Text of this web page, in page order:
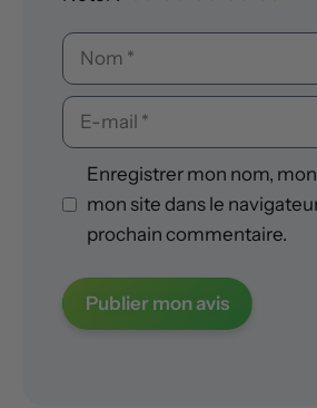
Nom
E-
mail
Enregistrer mon nom,
mon site dans le
prochain commentaire.